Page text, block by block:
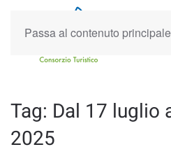
Passa al contenuto principale
Tag: Dal 17 luglio
2025